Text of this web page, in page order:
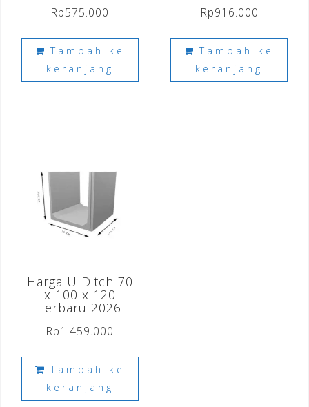
Rp575.000
Tambah ke
keranjang
Rp916.000
Tambah ke
keranjang
Harga U Ditch 70
x 100 x 120
Terbaru 2026
Rp1.459.000
Tambah ke
keranjang